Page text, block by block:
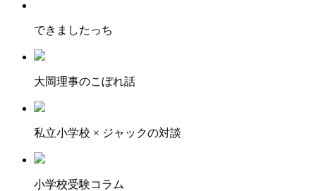
できましたっち
大岡理事のこぼれ話
私立小学校 × ジャックの対談
小学校受験コラム